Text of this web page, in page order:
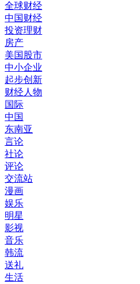
全球财经
中国财经
投资理财
房产
美国股市
中小企业
起步创新
财经人物
国际
中国
东南亚
言论
社论
评论
交流站
漫画
娱乐
明星
影视
音乐
韩流
送礼
生活